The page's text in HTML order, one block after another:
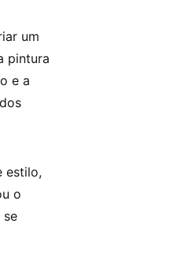
um
pintura
e a
estilo,
o
se